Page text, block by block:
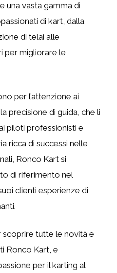
una vasta gamma di
di kart, dalla
di telai alle
per migliorare le
per l’attenzione ai
precisione di guida, che li
piloti professionisti e
ricca di successi nelle
Ronco Kart si
di riferimento nel
clienti esperienze di
scoprire tutte le novità e
Ronco Kart, e
per il karting al